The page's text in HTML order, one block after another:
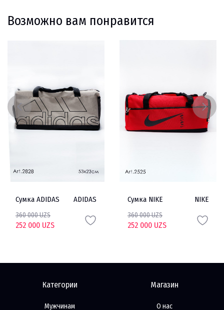
Возможно вам понравится
Сумка ADIDAS ADIDAS
360 000 UZS
252 000 UZS
Сумка NIKE NIKE
360 000 UZS
252 000 UZS
Категории
Мужчинам
Магазин
О нас